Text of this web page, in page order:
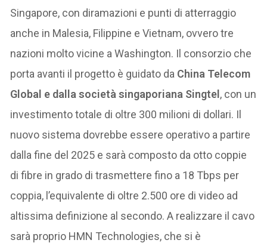
Singapore, con diramazioni e punti di atterraggio
anche in Malesia, Filippine e Vietnam, ovvero tre
nazioni molto vicine a Washington. Il consorzio che
porta avanti il progetto è guidato da China Telecom
Global e dalla società singaporiana Singtel , con un
investimento totale di oltre 300 milioni di dollari. Il
nuovo sistema dovrebbe essere operativo a partire
dalla fine del 2025 e sarà composto da otto coppie
di fibre in grado di trasmettere fino a 18 Tbps per
coppia, l’equivalente di oltre 2.500 ore di video ad
altissima definizione al secondo. A realizzare il cavo
sarà proprio HMN Technologies, che si è